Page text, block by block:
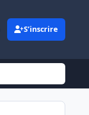
S’inscrire